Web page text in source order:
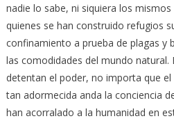
nadie lo sabe, ni siquiera los
quienes se han construido refugios
confinamiento a prueba de plagas y
las comodidades del mundo natural.
detentan el poder, no importa que
tan adormecida anda la conciencia
han acorralado a la humanidad en